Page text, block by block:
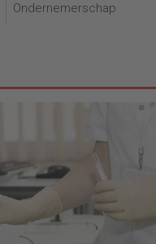
Ondernemerschap